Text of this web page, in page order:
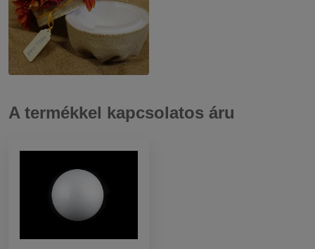
A termékkel kapcsolatos áru